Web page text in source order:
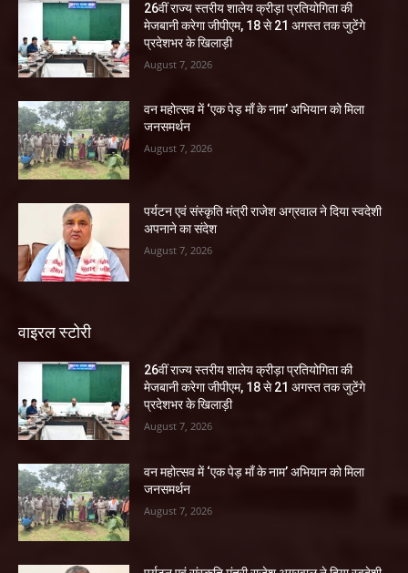
26वीं राज्य स्तरीय शालेय क्रीड़ा प्रतियोगिता की
मेजबानी करेगा जीपीएम, 18 से 21 अगस्त तक जुटेंगे
प्रदेशभर के खिलाड़ी
August 7, 2026
वन महोत्सव में ‘एक पेड़ माँ के नाम’ अभियान को मिला
जनसमर्थन
August 7, 2026
पर्यटन एवं संस्कृति मंत्री राजेश अग्रवाल ने दिया स्वदेशी
अपनाने का संदेश
August 7, 2026
वाइरल स्टोरी
26वीं राज्य स्तरीय शालेय क्रीड़ा प्रतियोगिता की
मेजबानी करेगा जीपीएम, 18 से 21 अगस्त तक जुटेंगे
प्रदेशभर के खिलाड़ी
August 7, 2026
वन महोत्सव में ‘एक पेड़ माँ के नाम’ अभियान को मिला
जनसमर्थन
August 7, 2026